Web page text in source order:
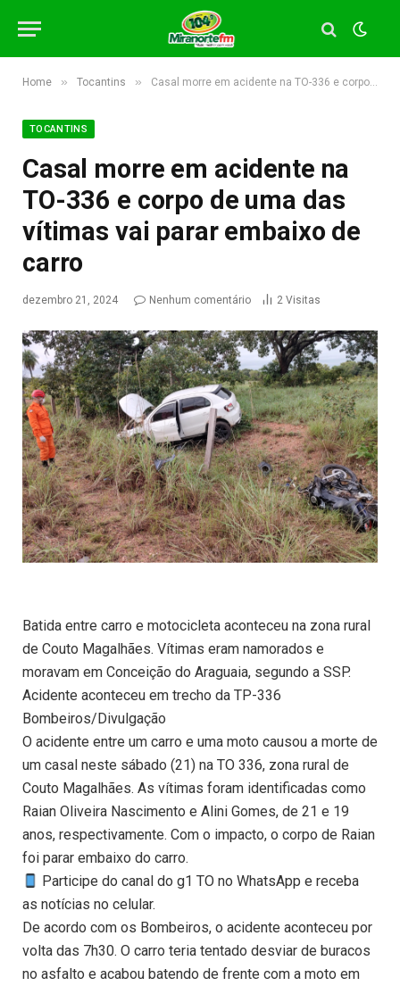
Home » Tocantins » Casal morre em acidente na TO-336 e corpo de uma das vítimas vai parar embaixo de carro
TOCANTINS
Casal morre em acidente na
TO-336 e corpo de uma das
vítimas vai parar embaixo de
carro
dezembro 21, 2024 Nenhum comentário 2 Visitas
Batida entre carro e motocicleta aconteceu na zona rural
de Couto Magalhães. Vítimas eram namorados e
moravam em Conceição do Araguaia, segundo a SSP.
Acidente aconteceu em trecho da TP-336
Bombeiros/Divulgação
O acidente entre um carro e uma moto causou a morte de
um casal neste sábado (21) na TO 336, zona rural de
Couto Magalhães. As vítimas foram identificadas como
Raian Oliveira Nascimento e Alini Gomes, de 21 e 19
anos, respectivamente. Com o impacto, o corpo de Raian
foi parar embaixo do carro.
Participe do canal do g1 TO no WhatsApp e receba
as notícias no celular.
De acordo com os Bombeiros, o acidente aconteceu por
volta das 7h30. O carro teria tentado desviar de buracos
no asfalto e acabou batendo de frente com a moto em